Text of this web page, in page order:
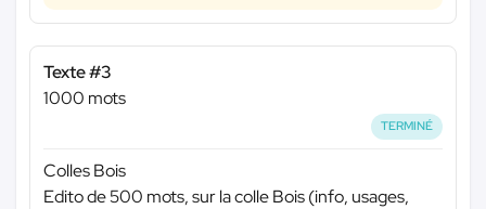
Texte #3
1000 mots
TERMINÉ
Colles Bois
Edito de 500 mots, sur la colle Bois (info, usages,